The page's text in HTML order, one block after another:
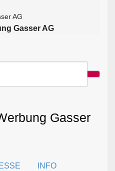
AG
Gasser AG
Gasser
INFO